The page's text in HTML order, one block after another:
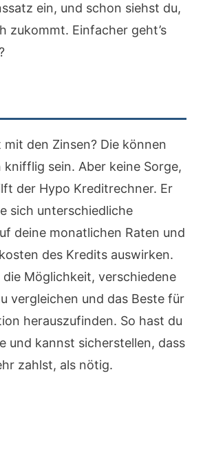
ein, und schon siehst du,
zukommt. Einfacher geht’s
mit den Zinsen? Die können
knifflig sein. Aber keine Sorge,
der Hypo Kreditrechner. Er
sich unterschiedliche
deine monatlichen Raten und
des Kredits auswirken.
die Möglichkeit, verschiedene
vergleichen und das Beste für
herauszufinden. So hast du
und kannst sicherstellen, dass
zahlst, als nötig.